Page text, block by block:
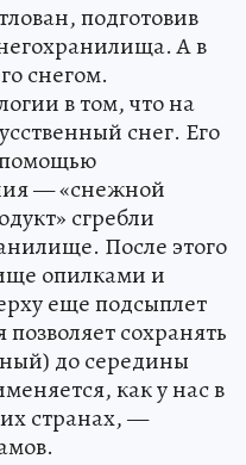
подготовив
А в
снегом.
в том, что на
снег. Его
— «снежной
сгребли
После этого
опилками и
еще подсыплет
сохранять
до середины
как у нас в
странах, —